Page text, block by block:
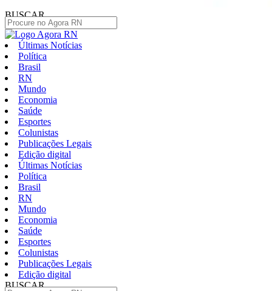
BUSCAR
Últimas Notícias
Política
Brasil
RN
Mundo
Economia
Saúde
Esportes
Colunistas
Publicações Legais
Edição digital
Últimas Notícias
Política
Brasil
RN
Mundo
Economia
Saúde
Esportes
Colunistas
Publicações Legais
Edição digital
BUSCAR